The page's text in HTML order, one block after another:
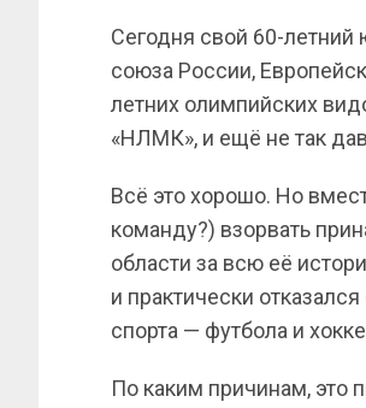
Сегодня свой 60-
союза России,
летних олимпийских
«НЛМК», и ещё не так
Всё это хорошо. Но
команду?) взорвать
области за всю её
и практически
спорта — футбола и
По каким причинам, это